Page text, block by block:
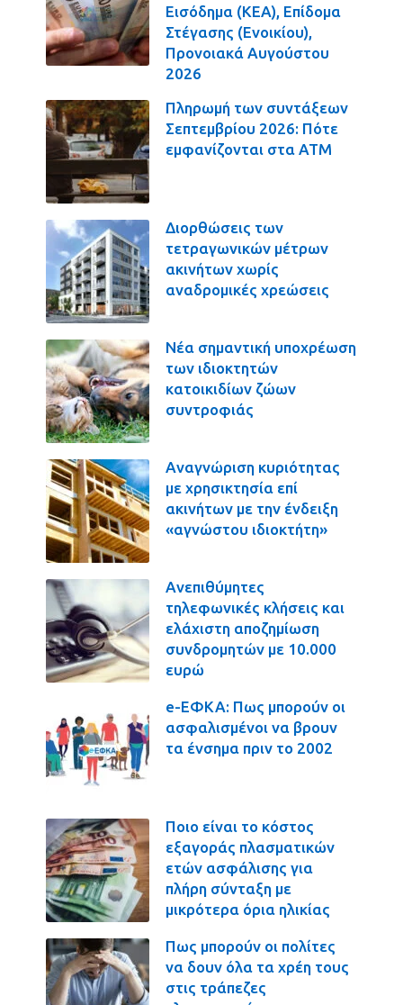
Εισόδημα (ΚΕΑ), Επίδομα
Στέγασης (Ενοικίου),
Προνοιακά Αυγούστου
2026
Πληρωμή των συντάξεων
Σεπτεμβρίου 2026: Πότε
εμφανίζονται στα ΑΤΜ
Διορθώσεις των
τετραγωνικών μέτρων
ακινήτων χωρίς
αναδρομικές χρεώσεις
Νέα σημαντική υποχρέωση
των ιδιοκτητών
κατοικιδίων ζώων
συντροφιάς
Αναγνώριση κυριότητας
με χρησικτησία επί
ακινήτων με την ένδειξη
«αγνώστου ιδιοκτήτη»
Ανεπιθύμητες
τηλεφωνικές κλήσεις και
ελάχιστη αποζημίωση
συνδρομητών με 10.000
ευρώ
e-ΕΦΚΑ: Πως μπορούν οι
ασφαλισμένοι να βρουν
τα ένσημα πριν το 2002
Ποιο είναι το κόστος
εξαγοράς πλασματικών
ετών ασφάλισης για
πλήρη σύνταξη με
μικρότερα όρια ηλικίας
Πως μπορούν οι πολίτες
να δουν όλα τα χρέη τους
στις τράπεζες